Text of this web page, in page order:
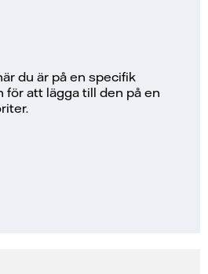
du är på en specifik
för att lägga till den på en